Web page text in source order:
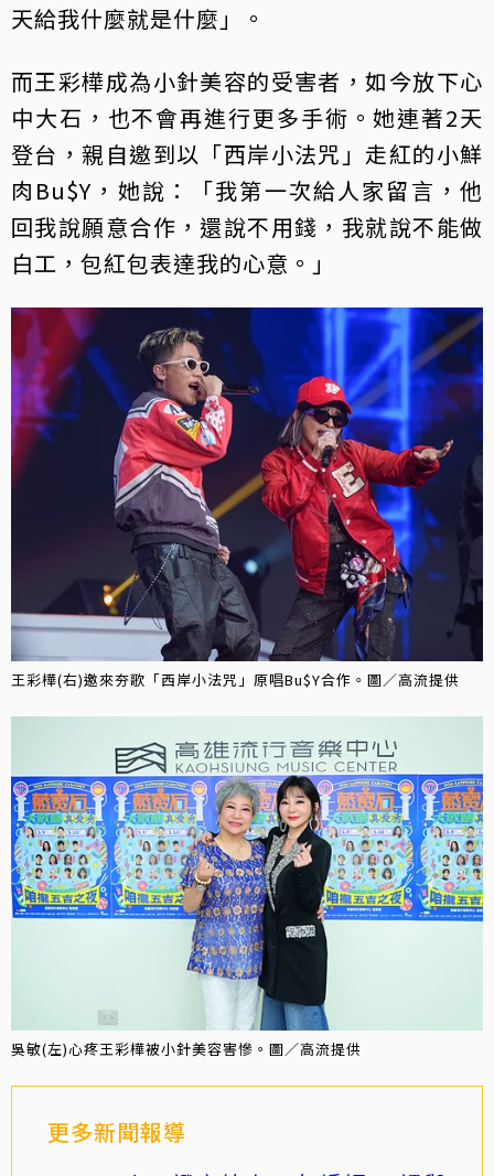
天給我什麼就是什麼」。
而王彩樺成為小針美容的受害者，如今放下心
中大石，也不會再進行更多手術。她連著2天
登台，親自邀到以「西岸小法咒」走紅的小鮮
肉Bu$Y，她說：「我第一次給人家留言，他
回我說願意合作，還說不用錢，我就說不能做
白工，包紅包表達我的心意。」
王彩樺(右)邀來夯歌「西岸小法咒」原唱Bu$Y合作。圖／高流提供
吳敏(左)心疼王彩樺被小針美容害慘。圖／高流提供
更多新聞報導